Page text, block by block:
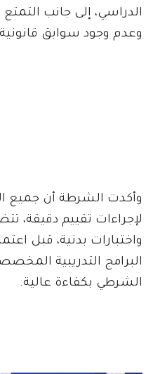
الدراسي، إلى جانب
وعدم وجود سوابق
وأكدت الشرطة أن
لإجراءات تقييم
واختبارات بدنية، قبل
البرامج التدريبية
الشرطي بكفاءة عالية.